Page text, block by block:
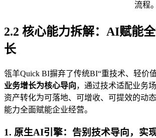
流程。
2.2 核心能力拆解：AI赋能
长
瓴羊Quick BI摒弃了传统BI“重技术、轻价
业务增长为核心导向，通过技术适配业务
资产转化为可落地、可增收、可提效的动
能力全面赋能企业经营。
1. 原生AI引擎：告别技术导向，实